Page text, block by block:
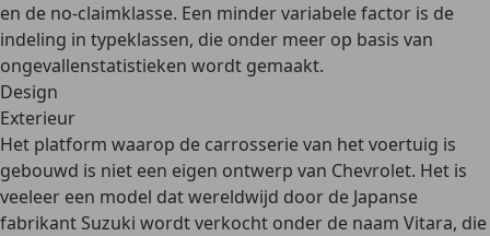
en de no-claimklasse. Een minder variabele factor is de
indeling in typeklassen, die onder meer op basis van
ongevallenstatistieken wordt gemaakt.
Design
Exterieur
Het platform waarop de carrosserie van het voertuig is
gebouwd is niet een eigen ontwerp van Chevrolet. Het is
veeleer een model dat wereldwijd door de Japanse
fabrikant Suzuki wordt verkocht onder de naam Vitara, die